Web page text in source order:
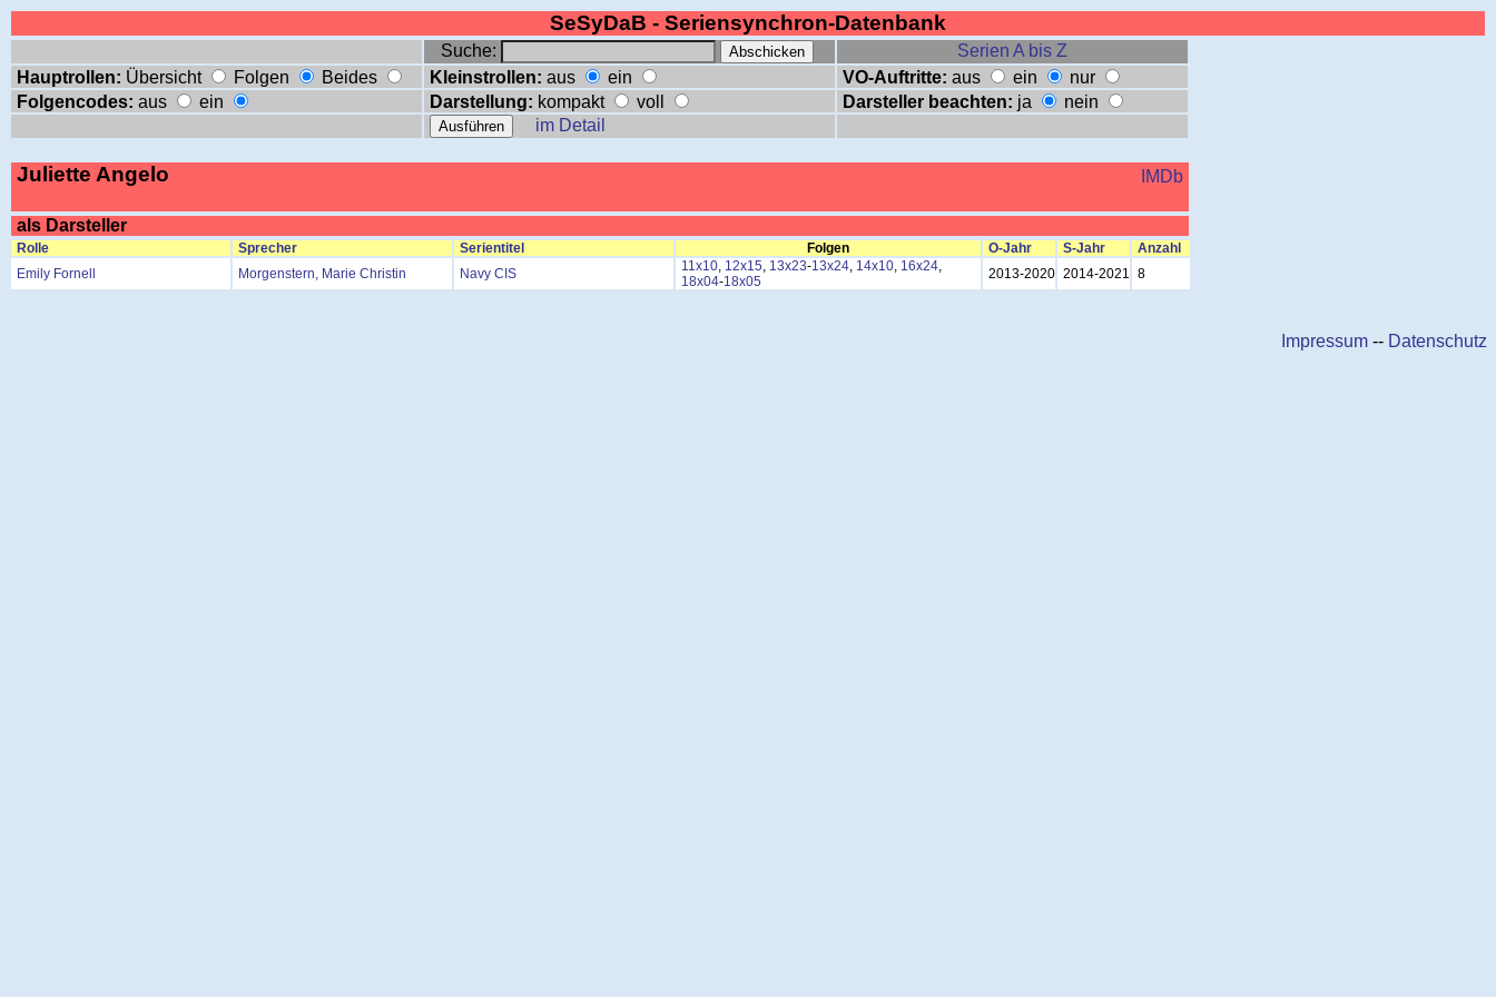
SeSyDaB - Seriensynchron-Datenbank
Suche:
Serien A bis Z
Hauptrollen: Übersicht Folgen Beides Kleinstrollen: aus ein VO-Auftritte: aus ein
nur
Folgencodes: aus ein Darstellung: kompakt voll Darsteller beachten: ja
nein
im Detail
Juliette Angelo IMDb
als Darsteller
Rolle Sprecher Serientitel Folgen O-Jahr S-Jahr
Anzahl
Emily Fornell
Morgenstern, Marie Christin Navy CIS 11x10, 12x15, 13x23-13x24, 14x10, 16x24,
18x04-18x05 2013-2020 2014-2021 8
Impressum -- Datenschutz